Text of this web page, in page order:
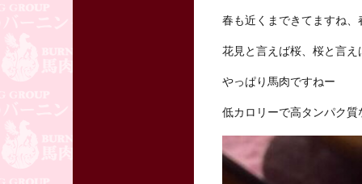
春も近くまできてますね、
花見と言えば桜、桜と言え
やっぱり馬肉ですねー
低カロリーで高タンパク